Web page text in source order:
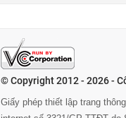
© Copyright 2012 - 2026 -
Giấy phép thiết lập trang